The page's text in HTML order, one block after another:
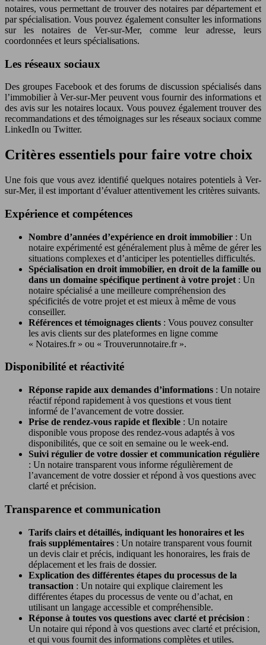
notaires, vous permettant de trouver des notaires par département et
par spécialisation. Vous pouvez également consulter les informations
sur les notaires de Ver-sur-Mer, comme leur adresse, leurs
coordonnées et leurs spécialisations.
Les réseaux sociaux
Des groupes Facebook et des forums de discussion spécialisés dans
l’immobilier à Ver-sur-Mer peuvent vous fournir des informations et
des avis sur les notaires locaux. Vous pouvez également trouver des
recommandations et des témoignages sur les réseaux sociaux comme
LinkedIn ou Twitter.
Critères essentiels pour faire votre choix
Une fois que vous avez identifié quelques notaires potentiels à Ver-
sur-Mer, il est important d’évaluer attentivement les critères suivants.
Expérience et compétences
Nombre d’années d’expérience en droit immobilier : Un
notaire expérimenté est généralement plus à même de gérer les
situations complexes et d’anticiper les potentielles difficultés.
Spécialisation en droit immobilier, en droit de la famille ou
dans un domaine spécifique pertinent à votre projet : Un
notaire spécialisé a une meilleure compréhension des
spécificités de votre projet et est mieux à même de vous
conseiller.
Références et témoignages clients : Vous pouvez consulter
les avis clients sur des plateformes en ligne comme
« Notaires.fr » ou « Trouverunnotaire.fr ».
Disponibilité et réactivité
Réponse rapide aux demandes d’informations : Un notaire
réactif répond rapidement à vos questions et vous tient
informé de l’avancement de votre dossier.
Prise de rendez-vous rapide et flexible : Un notaire
disponible vous propose des rendez-vous adaptés à vos
disponibilités, que ce soit en semaine ou le week-end.
Suivi régulier de votre dossier et communication régulière
: Un notaire transparent vous informe régulièrement de
l’avancement de votre dossier et répond à vos questions avec
clarté et précision.
Transparence et communication
Tarifs clairs et détaillés, indiquant les honoraires et les
frais supplémentaires : Un notaire transparent vous fournit
un devis clair et précis, indiquant les honoraires, les frais de
déplacement et les frais de dossier.
Explication des différentes étapes du processus de la
transaction : Un notaire qui explique clairement les
différentes étapes du processus de vente ou d’achat, en
utilisant un langage accessible et compréhensible.
Réponse à toutes vos questions avec clarté et précision :
Un notaire qui répond à vos questions avec clarté et précision,
et qui vous fournit des informations complètes et utiles.